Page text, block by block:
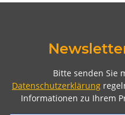
Bitte senden Sie
Datenschutzerklärung
Informationen zu Ihrem